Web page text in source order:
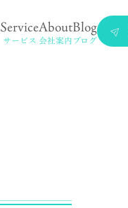
Service
サービス
About
会社案内
Blog
ブログ